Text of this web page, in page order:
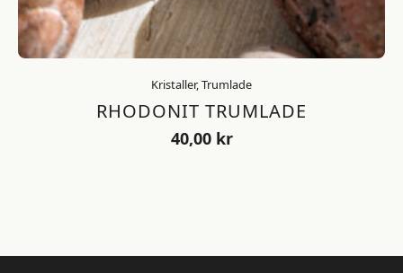
Kristaller, Trumlade
RHODONIT TRUMLADE
40,00 kr